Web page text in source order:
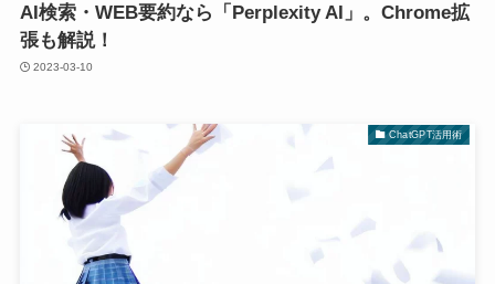
AI検索・WEB要約なら「Perplexity AI」。Chrome拡
張も解説！
2023-03-10
ChatGPT活用術